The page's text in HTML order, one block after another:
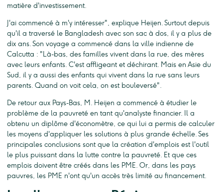
matière d'investissement.
J'ai commencé à m'y intéresser", explique Heijen. Surtout depuis
qu'il a traversé le Bangladesh avec son sac à dos, il y a plus de
dix ans. Son voyage a commencé dans la ville indienne de
Calcutta : "Là-bas, des familles vivent dans la rue, des mères
avec leurs enfants. C'est affligeant et déchirant. Mais en Asie du
Sud, il y a aussi des enfants qui vivent dans la rue sans leurs
parents. Quand on voit cela, on est bouleversé".
De retour aux Pays-Bas, M. Heijen a commencé à étudier le
problème de la pauvreté en tant qu'analyste financier. Il a
obtenu un diplôme d'économètre, ce qui lui a permis de calculer
les moyens d'appliquer les solutions à plus grande échelle. Ses
principales conclusions sont que la création d'emplois est l'outil
le plus puissant dans la lutte contre la pauvreté. Et que ces
emplois doivent être créés dans les PME. Or, dans les pays
pauvres, les PME n'ont qu'un accès très limité au financement.